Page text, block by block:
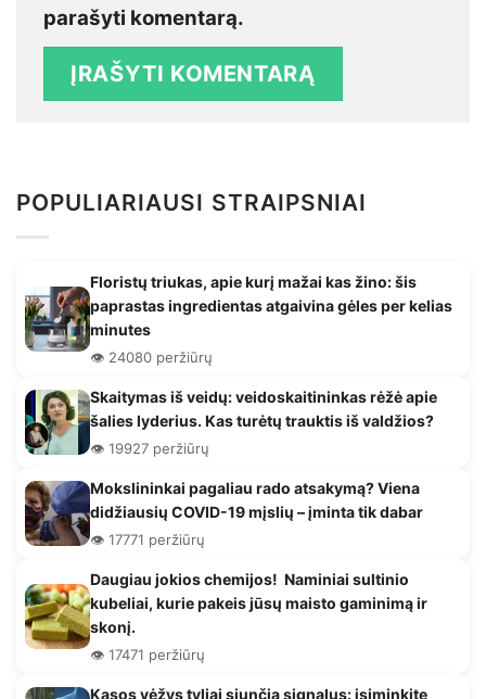
parašyti komentarą.
POPULIARIAUSI STRAIPSNIAI
Floristų triukas, apie kurį mažai kas žino: šis
paprastas ingredientas atgaivina gėles per kelias
minutes
👁️ 24080 peržiūrų
Skaitymas iš veidų: veidoskaitininkas rėžė apie
šalies lyderius. Kas turėtų trauktis iš valdžios?
👁️ 19927 peržiūrų
Mokslininkai pagaliau rado atsakymą? Viena
didžiausių COVID-19 mįslių – įminta tik dabar
👁️ 17771 peržiūrų
Daugiau jokios chemijos! Naminiai sultinio
kubeliai, kurie pakeis jūsų maisto gaminimą ir
skonį.
👁️ 17471 peržiūrų
Kasos vėžys tyliai siunčia signalus: įsiminkite